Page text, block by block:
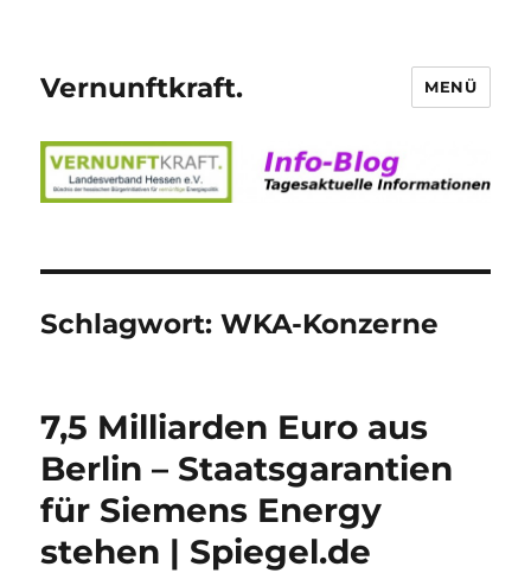
Vernunftkraft. MENÜ
Schlagwort:WKA-Konzerne
7,5 Milliarden Euro aus
Berlin – Staatsgarantien
für Siemens Energy
stehen | Spiegel.de